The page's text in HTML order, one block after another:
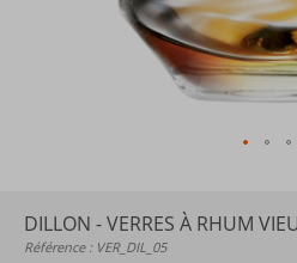
DILLON - VERRES À RHUM
Référence : VER_DIL_05